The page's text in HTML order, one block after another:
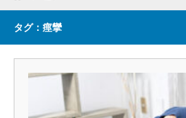
タグ：痙攣